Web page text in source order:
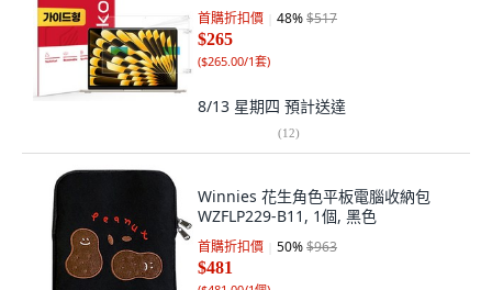
首購折扣價 48%$517
$265
($265.00/1套)
8/13 星期四 預計送達
(12)
Winnies 花生角色平板電腦收納包
WZFLP229-B11, 1個, 黑色
首購折扣價 50%$963
$481